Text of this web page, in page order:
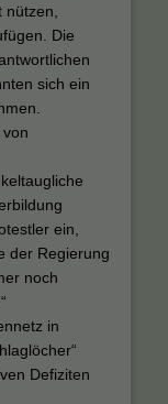
Die
sich ein
ein,
der Regierung
noch
in
Defiziten